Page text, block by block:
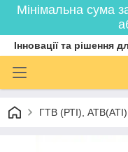
Мінімальна сума
Інновації та рішення
ГТВ (РТI),